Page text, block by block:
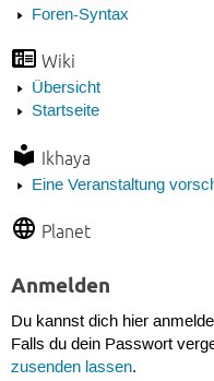
Foren-Syntax
Wiki
Übersicht
Startseite
Ikhaya
Eine Veranstaltung
Planet
Anmelden
Du kannst dich hier
Falls du dein Passwort
zusenden lassen.